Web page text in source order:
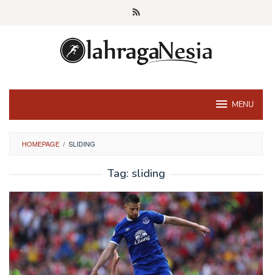
MENU
HOMEPAGE / SLIDING
Tag: sliding